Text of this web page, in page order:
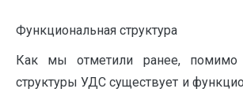
Функциональная структура
Как мы отметили ранее, помимо
структуры УДС существует и